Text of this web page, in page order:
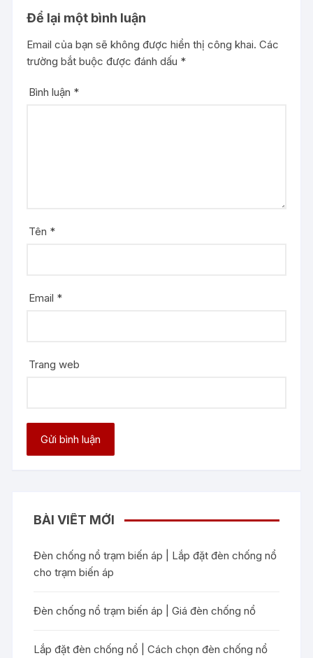
Để lại một bình luận
Email của bạn sẽ không được hiển thị công khai. Các
trường bắt buộc được đánh dấu *
Bình luận *
Tên *
Email *
Trang web
BÀI VIẾT MỚI
Đèn chống nổ trạm biến áp | Lắp đặt đèn chống nổ
cho trạm biến áp
Đèn chống nổ trạm biến áp | Giá đèn chống nổ
Lắp đặt đèn chống nổ | Cách chọn đèn chống nổ